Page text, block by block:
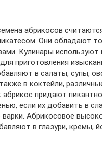
абрикосов
Они обладают
Кулинары используют
приготовления
в салаты, супы,
в коктейли,
придают
если их добавить в
варки. Абрикосовое
в глазури, кремы,